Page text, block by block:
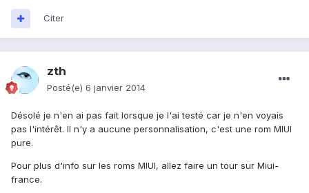
Citer
zth
Posté(e) 6 janvier 2014
Désolé je n'en ai pas fait lorsque je l'ai testé car je n'en voyais
pas l'intérêt. Il n'y a aucune personnalisation, c'est une rom MIUI
pure.
Pour plus d'info sur les roms MIUI, allez faire un tour sur Miui-
france.